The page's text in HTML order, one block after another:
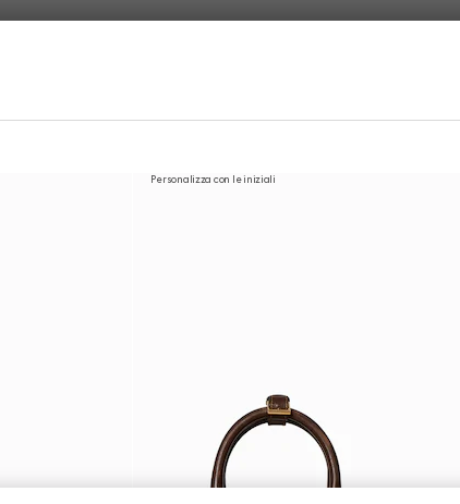
Personalizza con le iniziali